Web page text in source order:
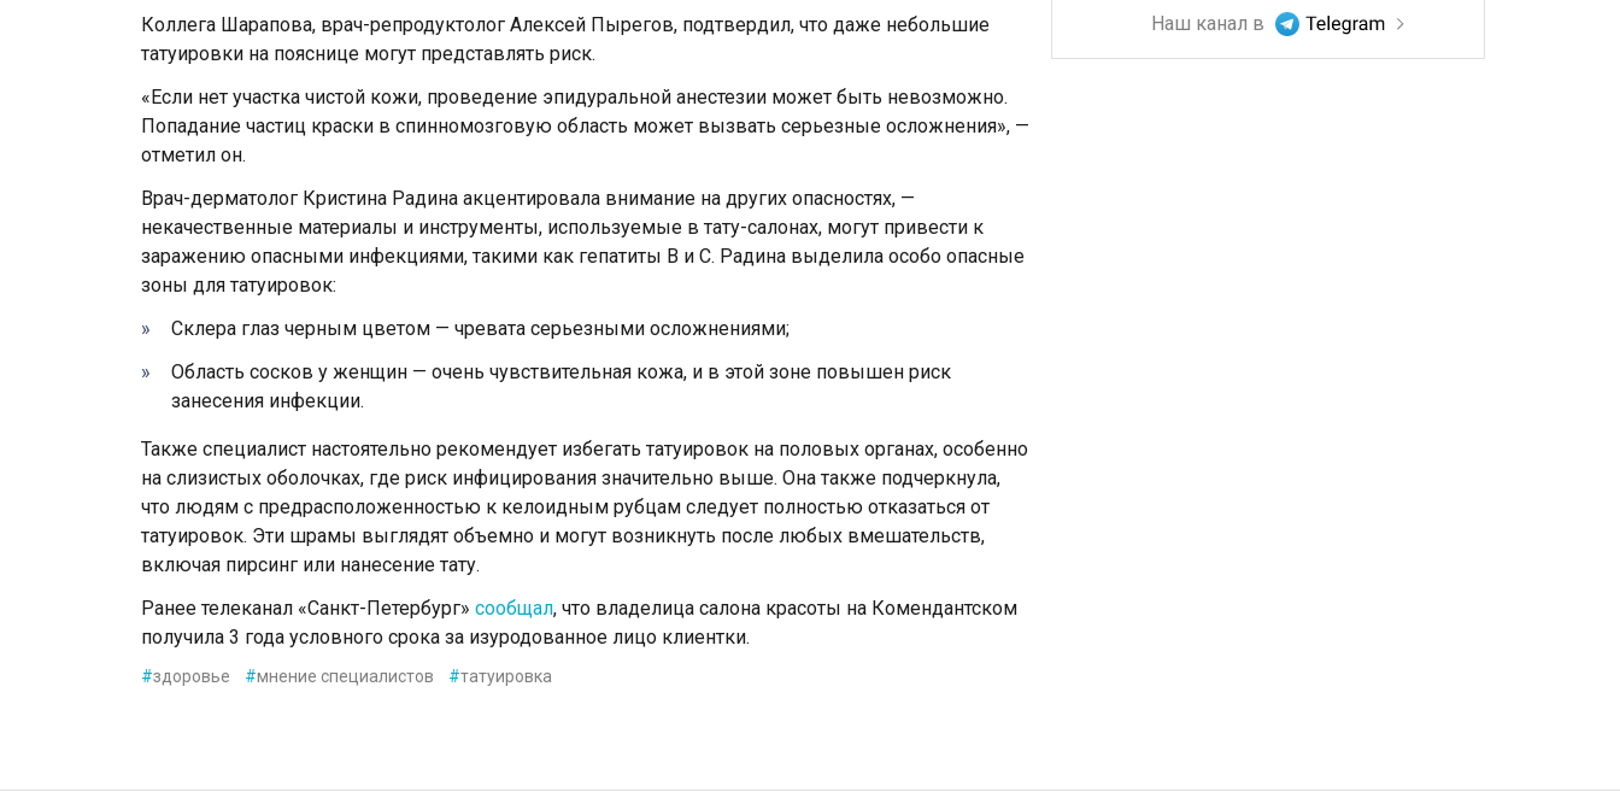
Коллега Шарапова, врач-репродуктолог Алексей Пырегов, подтвердил, что даже небольшие
татуировки на пояснице могут представлять риск.
«Если нет участка чистой кожи, проведение эпидуральной анестезии может быть невозможно.
Попадание частиц краски в спинномозговую область может вызвать серьезные осложнения», —
отметил он.
Врач-дерматолог Кристина Радина акцентировала внимание на других опасностях, —
некачественные материалы и инструменты, используемые в тату-салонах, могут привести к
заражению опасными инфекциями, такими как гепатиты B и C. Радина выделила особо опасные
зоны для татуировок:
Склера глаз черным цветом — чревата серьезными осложнениями;
Область сосков у женщин — очень чувствительная кожа, и в этой зоне повышен риск
занесения инфекции.
Также специалист настоятельно рекомендует избегать татуировок на половых органах, особенно
на слизистых оболочках, где риск инфицирования значительно выше. Она также подчеркнула,
что людям с предрасположенностью к келоидным рубцам следует полностью отказаться от
татуировок. Эти шрамы выглядят объемно и могут возникнуть после любых вмешательств,
включая пирсинг или нанесение тату.
Ранее телеканал «Санкт-Петербург» сообщал, что владелица салона красоты на Комендантском
получила 3 года условного срока за изуродованное лицо клиентки.
#здоровье #мнение специалистов #татуировка
Наш канал в